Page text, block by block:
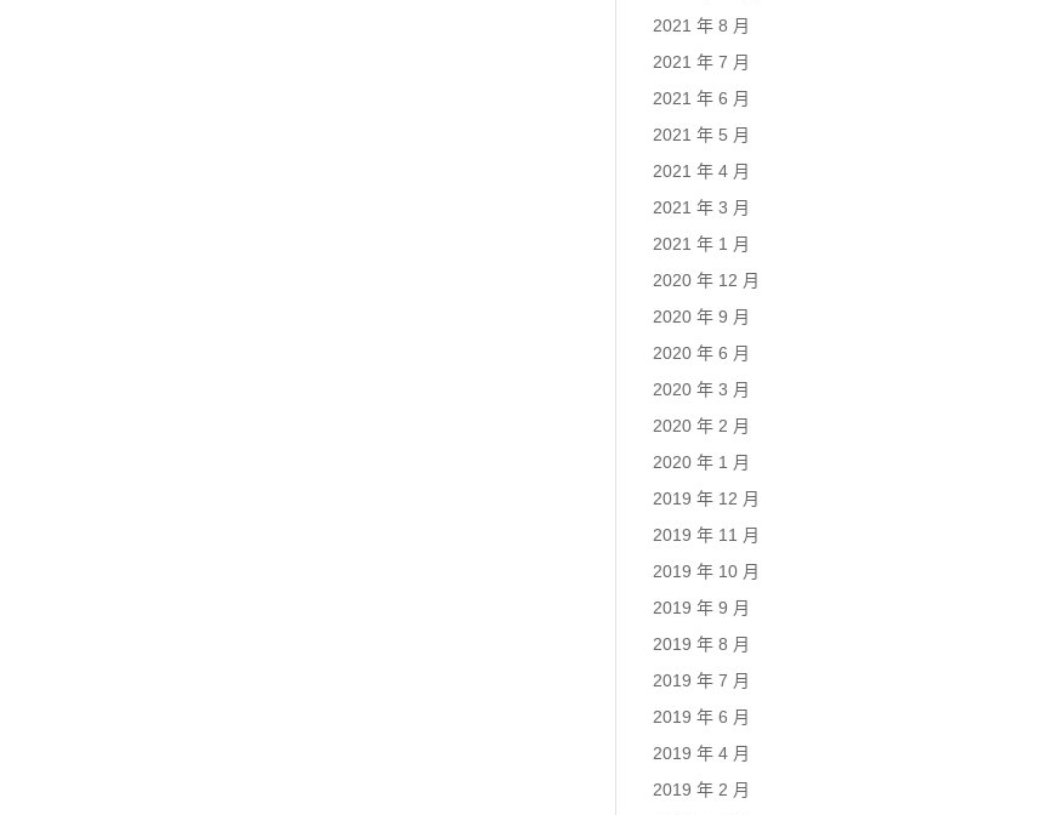
2021 年 8 月
2021 年 7 月
2021 年 6 月
2021 年 5 月
2021 年 4 月
2021 年 3 月
2021 年 1 月
2020 年 12 月
2020 年 9 月
2020 年 6 月
2020 年 3 月
2020 年 2 月
2020 年 1 月
2019 年 12 月
2019 年 11 月
2019 年 10 月
2019 年 9 月
2019 年 8 月
2019 年 7 月
2019 年 6 月
2019 年 4 月
2019 年 2 月